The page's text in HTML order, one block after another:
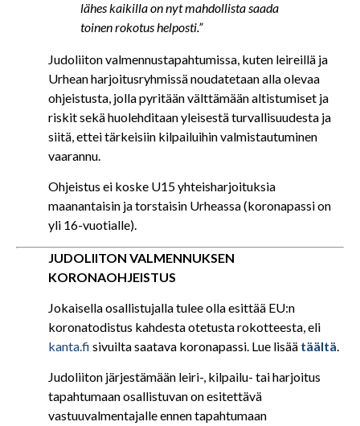
lähes kaikilla on nyt mahdollista saada
toinen rokotus helposti.”
Judoliiton valmennustapahtumissa, kuten leireillä ja
Urhean harjoitusryhmissä noudatetaan alla olevaa
ohjeistusta, jolla pyritään välttämään altistumiset ja
riskit sekä huolehditaan yleisestä turvallisuudesta ja
siitä, ettei tärkeisiin kilpailuihin valmistautuminen
vaarannu.
Ohjeistus ei koske U15 yhteisharjoituksia
maanantaisin ja torstaisin Urheassa (koronapassi on
yli 16-vuotialle).
JUDOLIITON VALMENNUKSEN
KORONAOHJEISTUS
Jokaisella osallistujalla tulee olla esittää EU:n
koronatodistus kahdesta otetusta rokotteesta, eli
kanta.fi sivuilta saatava koronapassi. Lue lisää täältä.
Judoliiton järjestämään leiri-, kilpailu- tai harjoitus
tapahtumaan osallistuvan on esitettävä
vastuuvalmentajalle ennen tapahtumaan